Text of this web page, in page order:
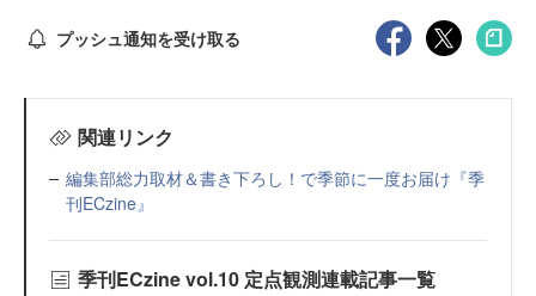
プッシュ通知を受け取る
関連リンク
編集部総力取材＆書き下ろし！で季節に一度お届け『季
刊ECzine』
季刊ECzine vol.10 定点観測連載記事一覧